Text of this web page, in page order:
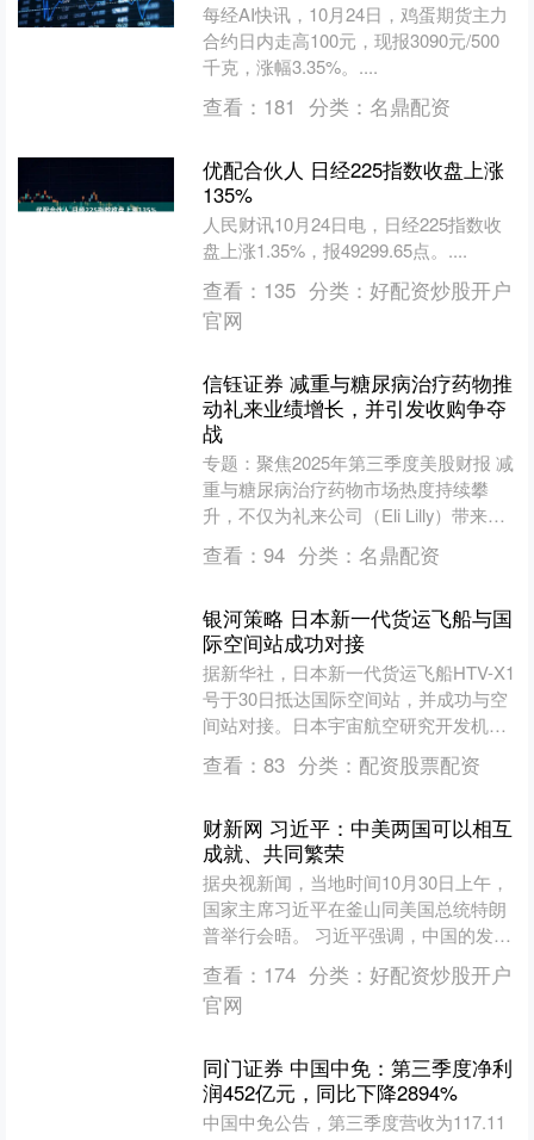
每经AI快讯，10月24日，鸡蛋期货主力
合约日内走高100元，现报3090元/500
千克，涨幅3.35%。....
查看： 181 分类： 名鼎配资
优配合伙人 日经225指数收盘上涨
135%
人民财讯10月24日电，日经225指数收
盘上涨1.35%，报49299.65点。....
查看： 135 分类： 好配资炒股开户
官网
信钰证券 减重与糖尿病治疗药物推
动礼来业绩增长，并引发收购争夺
战
专题：聚焦2025年第三季度美股财报 减
重与糖尿病治疗药物市场热度持续攀
升，不仅为礼来公司（Eli Lilly）带来数
十亿美元销售额，还引发了针对另一家
制药企业....
查看： 94 分类： 名鼎配资
银河策略 日本新一代货运飞船与国
际空间站成功对接
据新华社，日本新一代货运飞船HTV-X1
号于30日抵达国际空间站，并成功与空
间站对接。日本宇宙航空研究开发机构
（JAXA）的直播画面显示，本月26日发
射的HTV....
查看： 83 分类： 配资股票配资
财新网 习近平：中美两国可以相互
成就、共同繁荣
据央视新闻，当地时间10月30日上午，
国家主席习近平在釜山同美国总统特朗
普举行会晤。 习近平强调，中国的发展
振兴同特朗普总统要实现的让美国再次
伟大是并行不悖的，....
查看： 174 分类： 好配资炒股开户
官网
同门证券 中国中免：第三季度净利
润452亿元，同比下降2894%
中国中免公告，第三季度营收为117.11